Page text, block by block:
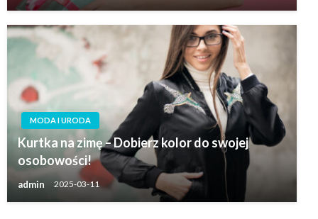
MODA I URODA
Kurtka na zimę – Dobierz kolor do swojej
osobowości!
admin 2025-03-11